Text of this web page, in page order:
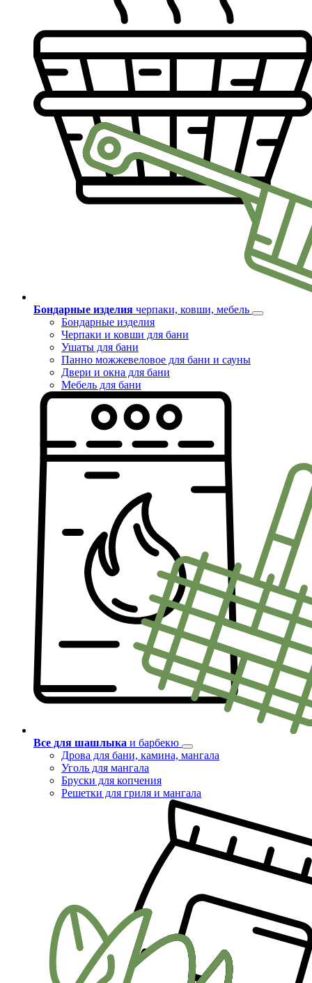
Бондарные изделия черпаки, ковши, мебель
Бондарные изделия
Черпаки и ковши для бани
Ушаты для бани
Панно можжевеловое для бани и сауны
Двери и окна для бани
Мебель для бани
Все для шашлыка и барбекю
Дрова для бани, камина, мангала
Уголь для мангала
Бруски для копчения
Решетки для гриля и мангала